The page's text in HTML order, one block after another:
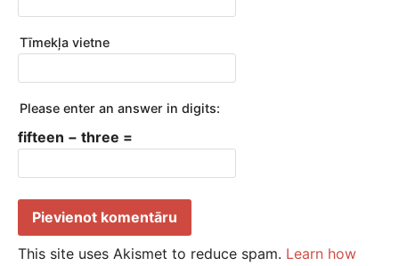
Tīmekļa vietne
Please enter an answer in digits:
fifteen − three =
This site uses Akismet to reduce spam. Learn how